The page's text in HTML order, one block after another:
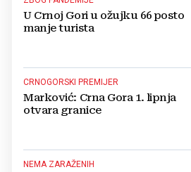
U Crnoj Gori u ožujku 66 posto
manje turista
CRNOGORSKI PREMIJER
Marković: Crna Gora 1. lipnja
otvara granice
NEMA ZARAŽENIH